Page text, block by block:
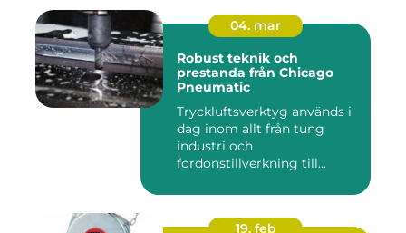
04. mar
Robust teknik och
prestanda från Chicago
Pneumatic
Tryckluftsverktyg används i
dag inom allt från tung
industri och
fordonstillverkning till...
19. feb